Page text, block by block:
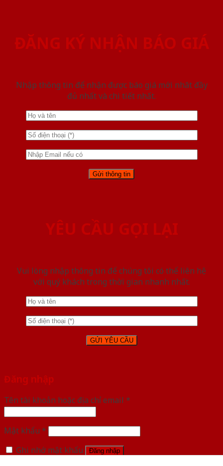
ĐĂNG KÝ NHẬN BÁO GIÁ
Nhập thông tin để nhận được báo giá mới nhât đầy
đủ nhất và chi tiết nhất.
YÊU CẦU GỌI LẠI
Vui lòng nhập thông tin để chúng tôi có thể liên hệ
với quý khách trong thời gian nhanh nhất.
Đăng nhập
Tên tài khoản hoặc địa chỉ email *
Mật khẩu *
Ghi nhớ mật khẩu
Đăng nhập